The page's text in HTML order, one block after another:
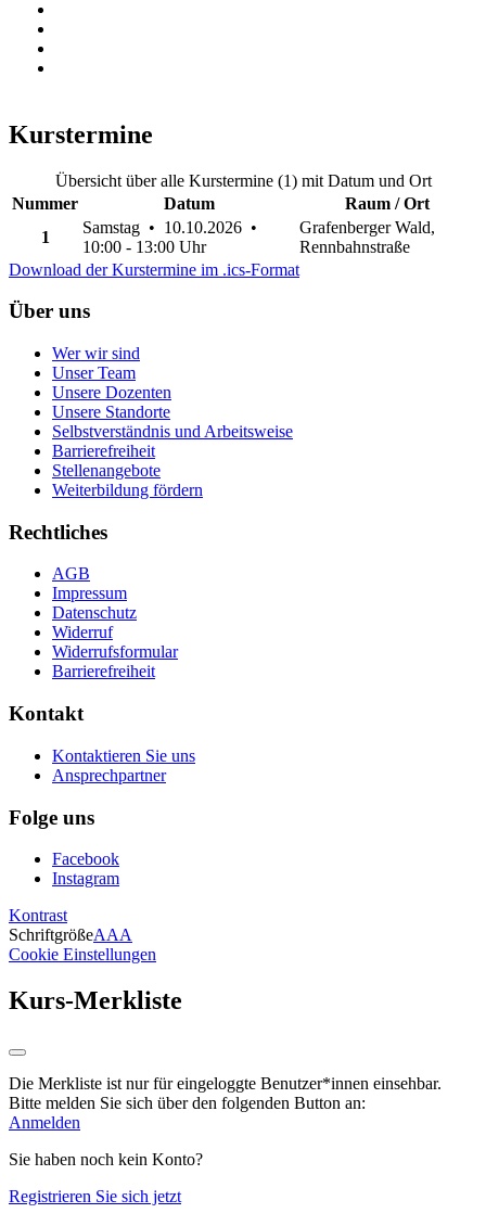
Kurstermine
Übersicht über alle Kurstermine (1) mit Datum und Ort
Nummer
Datum
Raum / Ort
1
Samstag • 10.10.2026 •
10:00 - 13:00 Uhr
Grafenberger Wald,
Rennbahnstraße
Download der Kurstermine im .ics-Format
Über uns
Wer wir sind
Unser Team
Unsere Dozenten
Unsere Standorte
Selbstverständnis und Arbeitsweise
Barrierefreiheit
Stellenangebote
Weiterbildung fördern
Rechtliches
AGB
Impressum
Datenschutz
Widerruf
Widerrufsformular
Barrierefreiheit
Kontakt
Kontaktieren Sie uns
Ansprechpartner
Folge uns
Facebook
Instagram
Kontrast
SchriftgrößeAAA
Cookie Einstellungen
Kurs-Merkliste
Die Merkliste ist nur für eingeloggte Benutzer*innen einsehbar.
Bitte melden Sie sich über den folgenden Button an:
Anmelden
Sie haben noch kein Konto?
Registrieren Sie sich jetzt